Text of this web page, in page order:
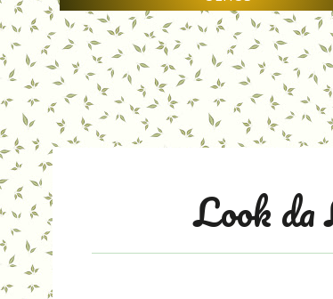
Look